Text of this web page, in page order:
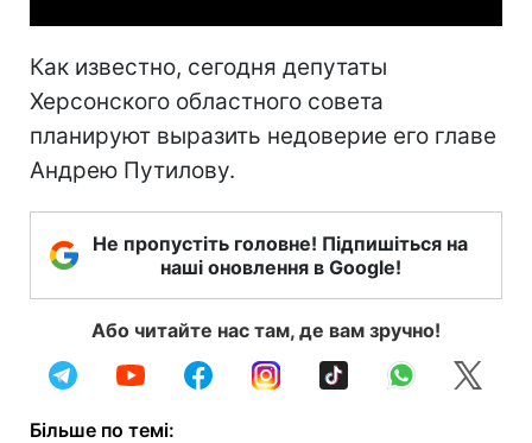
Как известно, сегодня депутаты
Херсонского областного совета
планируют выразить недоверие его главе
Андрею Путилову.
Не пропустіть головне! Підпишіться на
наші оновлення в Google!
Або читайте нас там, де вам зручно!
Більше по темі: